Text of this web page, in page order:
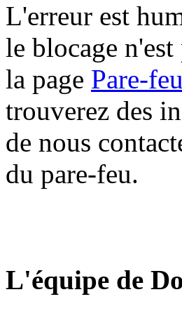
L'erreur est
le blocage
la page Pare-
trouverez des
de nous
du pare-feu.
L'équipe de